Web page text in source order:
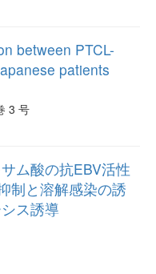
between PTCL-
patients
3 号
ム酸の抗EBV活性
制と溶解感染の誘
ス誘導